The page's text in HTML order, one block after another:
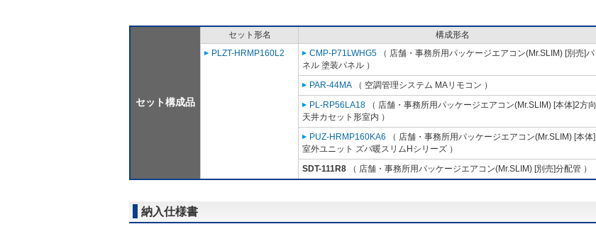
セット構成品
セット形名 構成形名
PLZT-HRMP160L2
CMP-P71LWHG5 （ 店舗・事務所用パッケージエアコン(Mr.SLIM) [別売]パ
ネル 塗装パネル ）
PAR-44MA （ 空調管理システム MAリモコン ）
PL-RP56LA18 （ 店舗・事務所用パッケージエアコン(Mr.SLIM) [本体]2方向
天井カセット形室内 ）
PUZ-HRMP160KA6 （ 店舗・事務所用パッケージエアコン(Mr.SLIM) [本体]
室外ユニット ズバ暖スリムHシリーズ ）
SDT-111R8 （ 店舗・事務所用パッケージエアコン(Mr.SLIM) [別売]分配管 ）
納入仕様書